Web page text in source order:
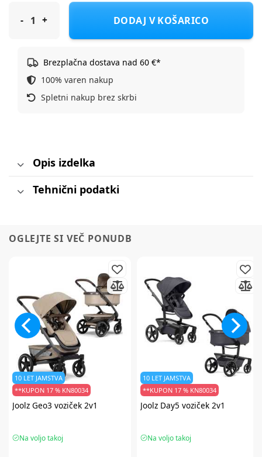
Peg Perego Voziček 3v1 Veloce modular Lounge blue shine
DODAJ V KOŠARICO
Brezplačna dostava nad 60 €*
100% varen nakup
Spletni nakup brez skrbi
Opis izdelka
Tehnični podatki
OGLEJTE SI VEČ PONUDB
10 LET JAMSTVA
**KUPON 17 % KN80034
JoolzGeo3 voziček 2v1
Na voljo takoj
10 LET JAMSTVA
**KUPON 17 % KN80034
Joolz Day5 voziček 2v1
Na voljo takoj